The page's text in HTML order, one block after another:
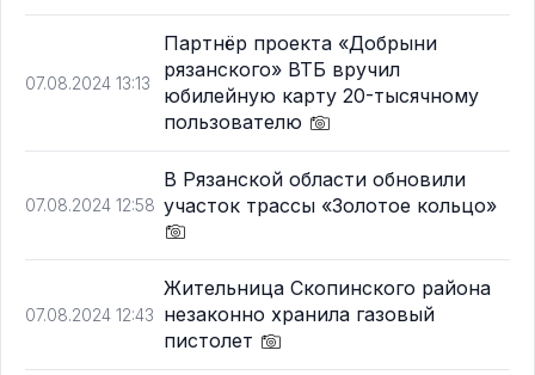
07.08.2024 13:13
Партнёр проекта «Добрыни
рязанского» ВТБ вручил
юбилейную карту 20-тысячному
пользователю
07.08.2024 12:58
В Рязанской области обновили
участок трассы «Золотое кольцо»
07.08.2024 12:43
Жительница Скопинского района
незаконно хранила газовый
пистолет